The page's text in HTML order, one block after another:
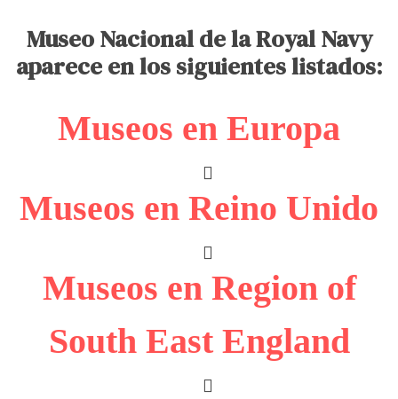
Museo Nacional de la Royal Navy
aparece en los siguientes listados:
Museos en Europa
Museos en Reino Unido
Museos en Region of
South East England